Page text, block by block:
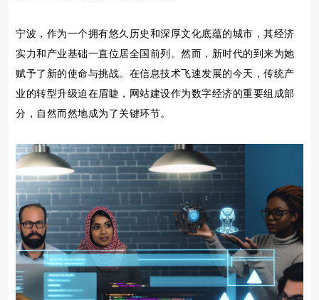
宁波，作为一个拥有悠久历史和深厚文化底蕴的城市，其经济
实力和产业基础一直位居全国前列。然而，新时代的到来为她
赋予了新的使命与挑战。在信息技术飞速发展的今天，传统产
业的转型升级迫在眉睫，网站建设作为数字经济的重要组成部
分，自然而然地成为了关键环节。